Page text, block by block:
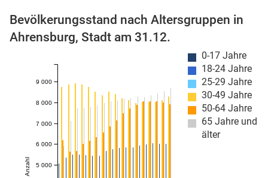
Bevölkerungsstand nach Altersgruppen in
Ahrensburg, Stadt am 31.12.
0-17 Jahre
18-24 Jahre
25-29 Jahre
30-49 Jahre
50-64 Jahre
65 Jahre und
älter
Anzahl 5 000
6 000
7 000
8 000
9 000